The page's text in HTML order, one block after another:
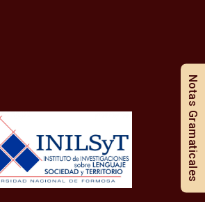
Notas Gramaticales